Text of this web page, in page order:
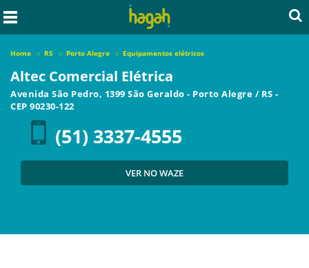
Home RS Porto Alegre Equipamentos elétricos
Altec Comercial Elétrica
Avenida São Pedro, 1399 São Geraldo - Porto Alegre / RS -
CEP 90230-122
(51) 3337-4555
VER NO WAZE